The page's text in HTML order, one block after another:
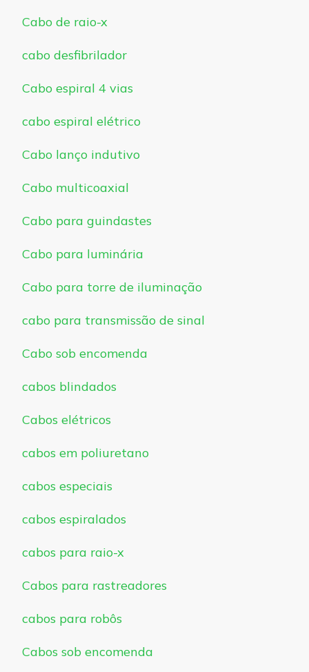
Cabo de raio-x
cabo desfibrilador
Cabo espiral 4 vias
cabo espiral elétrico
Cabo lanço indutivo
Cabo multicoaxial
Cabo para guindastes
Cabo para luminária
Cabo para torre de iluminação
cabo para transmissão de sinal
Cabo sob encomenda
cabos blindados
Cabos elétricos
cabos em poliuretano
cabos especiais
cabos espiralados
cabos para raio-x
Cabos para rastreadores
cabos para robôs
Cabos sob encomenda